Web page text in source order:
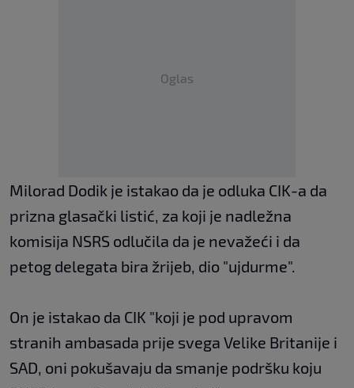
Oglas
Milorad Dodik je istakao da je odluka CIK-a da
prizna glasački listić, za koji je nadležna
komisija NSRS odlučila da je nevažeći i da
petog delegata bira žrijeb, dio "ujdurme".
On je istakao da CIK "koji je pod upravom
stranih ambasada prije svega Velike Britanije i
SAD, oni pokušavaju da smanje podršku koju